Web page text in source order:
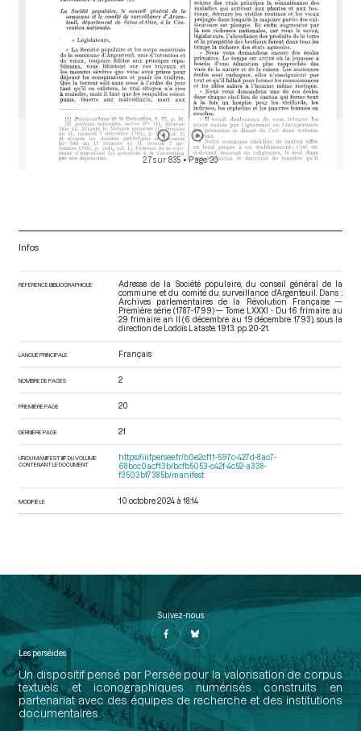
27 sur 835 • Page 20
Infos
RÉFÉRENCE BIBLIOGRAPHIQUE
Adresse de la Société populaire, du conseil général de la
commune et du comité du surveillance d’Argenteuil. Dans :
Archives parlementaires de la Révolution Française —
Première série (1787-1799) — Tome LXXXI - Du 16 frimaire au
29 frimaire an II (6 décembre au 19 décembre 1793) , sous la
direction de Lodoïs Lataste. 1913. pp. 20-21.
LANGUE PRINCIPALE Français
NOMBRE DE PAGES 2
PREMIÈRE PAGE 20
DERNIÈRE PAGE 21
URI DU MANIFEST IIIF DU VOLUME
CONTENANT LE DOCUMENT
https://iiif.persee.fr/b0e2cf11-597c-427d-8ac7-
68bcc0acf13b/bcfb5053-c42f-4c52-a338-
f3503bf7385b/manifest
MODIFIÉ LE 10 octobre 2024 à 18:14
Suivez-nous
Les perséides
Un dispositif pensé par Persée pour la valorisation de corpus
textuels et iconographiques numérisés construits en
partenariat avec des équipes de recherche et des institutions
documentaires.